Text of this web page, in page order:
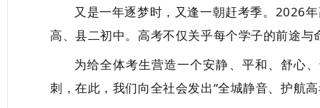
又是一年逐梦时，又逢一朝赶考季。 2026
高、县二初中。高考不仅关乎每个学子的前途与
为给全体考生营造一个安静、平和、舒心
刺，在此，我们向全社会发出“全城静音、护航